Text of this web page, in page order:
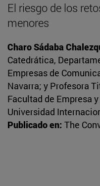
El riesgo de los
menores
Charo Sádaba
Catedrática,
Empresas de
Navarra; y Profesora
Facultad de Empresa
Universidad
Publicado en: The